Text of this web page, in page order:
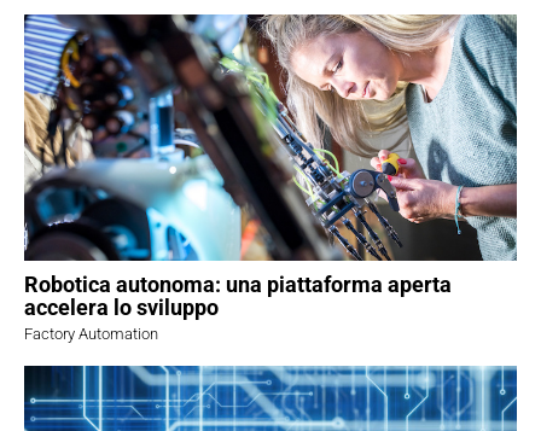
Robotica autonoma: una piattaforma aperta
accelera lo sviluppo
Factory Automation